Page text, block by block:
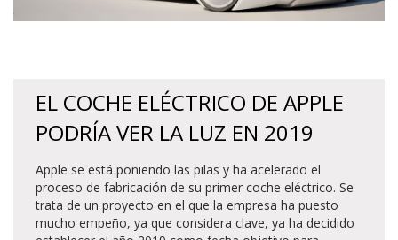
EL COCHE ELÉCTRICO DE APPLE
PODRÍA VER LA LUZ EN 2019
Apple se está poniendo las pilas y ha acelerado el
proceso de fabricación de su primer coche eléctrico. Se
trata de un proyecto en el que la empresa ha puesto
mucho empeño, ya que considera clave, ya ha decidido